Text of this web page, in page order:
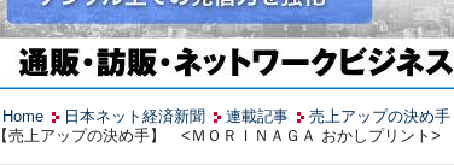
Home 日本ネット経済新聞 連載記事
売上アップの決め手
【売上アップの決め手】 <ＭＯＲＩＮＡＧＡ おかしプリント